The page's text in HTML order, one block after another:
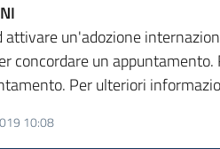
attivare un'adozione
concordare un
Per ulteriori
10:08